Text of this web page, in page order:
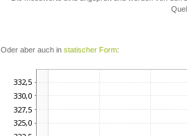
Oder aber auch in statischer Form: